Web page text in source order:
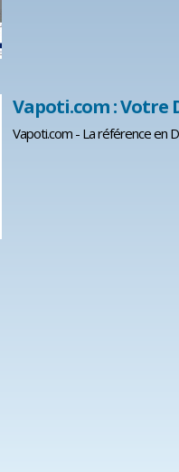
Vapoti.com : Votre
Vapoti.com - La référence en